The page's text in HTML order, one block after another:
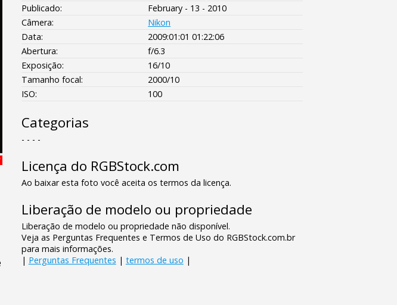
Publicado:
February - 13 - 2010
Câmera:
Nikon
Data:
2009:01:01 01:22:06
Abertura:
f/6.3
Exposição:
16/10
Tamanho focal:
2000/10
ISO:
100
Categorias
- - - -
Licença do RGBStock.com
Ao baixar esta foto você aceita os termos da licença.
Liberação de modelo ou propriedade
Liberação de modelo ou propriedade não disponível.
Veja as Perguntas Frequentes e Termos de Uso do RGBStock.com.br
para mais informações.
| Perguntas Frequentes | termos de uso |